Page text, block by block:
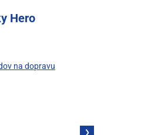
Hero
na dopravu